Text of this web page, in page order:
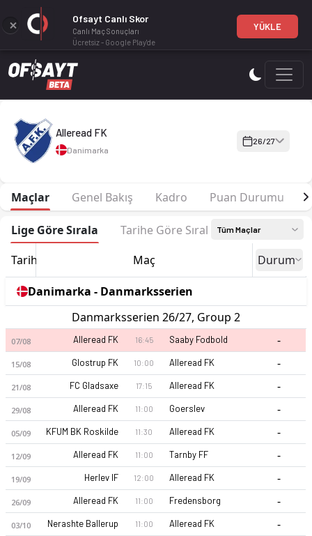
Alleread FK 26-27 sezonu | Danmarksserien
Alleread FK
Danimarka
26/27
Maçlar Genel Bakış Kadro Puan Durumu
Lige Göre Sırala Tarihe Göre Sırala Tüm Maçlar
Tarih Maç Durum
Danimarka - Danmarksserien
Danmarksserien 26/27, Group 2
07/08 Alleread FK 16:45 Saaby Fodbold -
15/08 Glostrup FK 10:00 Alleread FK -
21/08 FC Gladsaxe 17:15 Alleread FK -
29/08 Alleread FK 11:00 Goerslev -
05/09 KFUM BK Roskilde 11:30 Alleread FK -
12/09 Alleread FK 11:00 Tarnby FF -
19/09 Herlev IF 12:00 Alleread FK -
26/09 Alleread FK 11:00 Fredensborg -
03/10 Nerashte Ballerup 11:00 Alleread FK -
Ofsayt Canlı Skor
Canlı Maç Sonuçları
Ücretsiz - Google Play'de
YÜKLE